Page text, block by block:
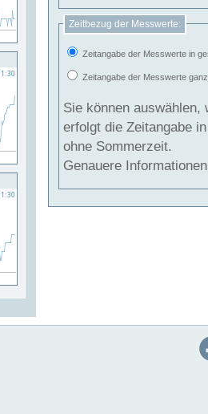
Zeitbezug der Messwerte:
Zeitangabe der Messwerte in
Zeitangabe der Messwerte
Sie können auswählen,
erfolgt die Zeitangabe
ohne Sommerzeit.
Genauere